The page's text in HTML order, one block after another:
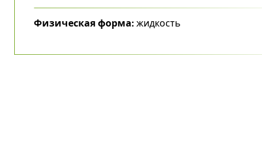
Физическая форма:жидкость